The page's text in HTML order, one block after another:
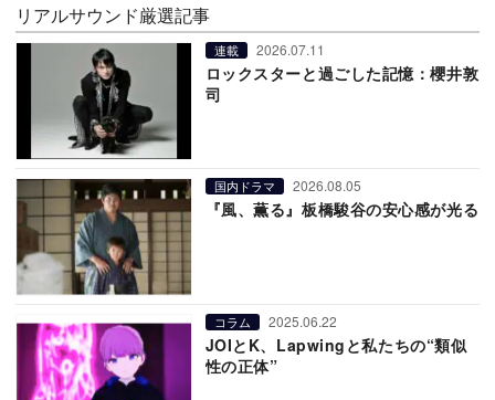
リアルサウンド厳選記事
連載 2026.07.11
ロックスターと過ごした記憶：櫻井敦
司
国内ドラマ 2026.08.05
『風、薫る』板橋駿谷の安心感が光る
コラム 2025.06.22
JOIとK、Lapwingと私たちの“類似
性の正体”